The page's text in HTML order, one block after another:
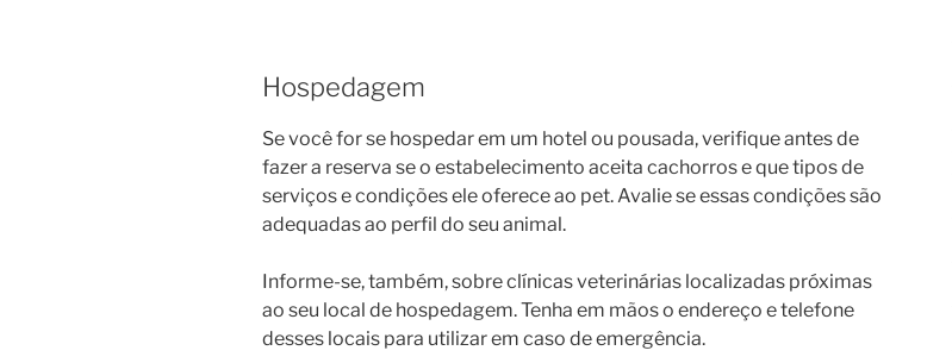
Hospedagem
Se você for se hospedar em um hotel ou pousada, verifique antes de
fazer a reserva se o estabelecimento aceita cachorros e que tipos de
serviços e condições ele oferece ao pet. Avalie se essas condições são
adequadas ao perfil do seu animal.
Informe-se, também, sobre clínicas veterinárias localizadas próximas
ao seu local de hospedagem. Tenha em mãos o endereço e telefone
desses locais para utilizar em caso de emergência.